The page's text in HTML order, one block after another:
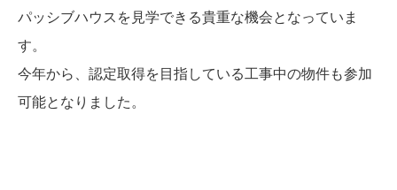
パッシブハウスを見学できる貴重な機会となっていま
す。
今年から、認定取得を目指している工事中の物件も参加
可能となりました。